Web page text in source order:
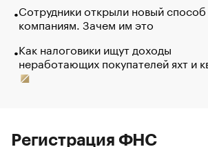
Сотрудники открыли новый способ
компаниям. Зачем им это
Как налоговики ищут доходы
неработающих покупателей яхт и
Регистрация ФНС